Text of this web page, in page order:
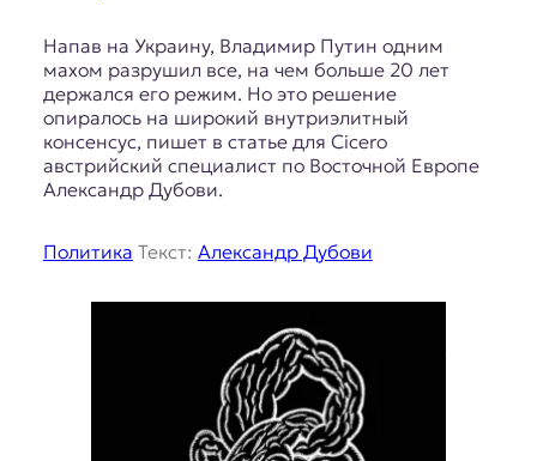
Напав на Украину, Владимир Путин одним
махом разрушил все, на чем больше 20 лет
держался его режим. Но это решение
опиралось на широкий внутриэлитный
консенсус, пишет в статье для Cicero
австрийский специалист по Восточной Европе
Александр Дубови.
Политика Текст: Александр Дубови